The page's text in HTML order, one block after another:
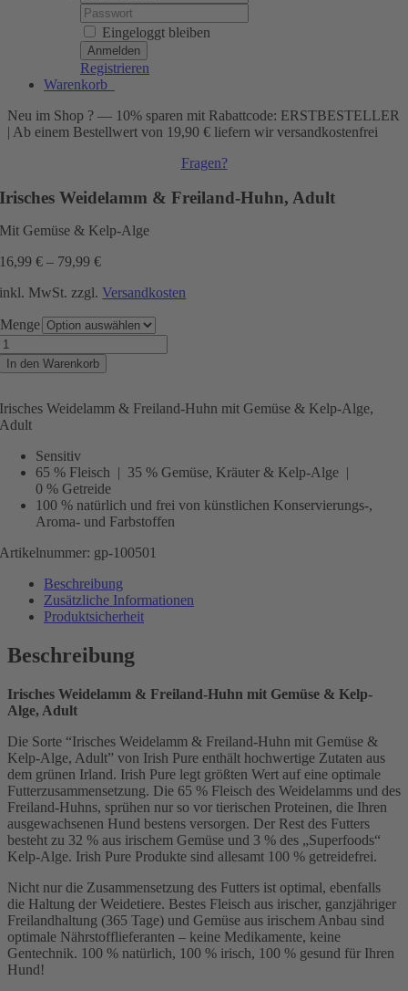
Password:
Eingeloggt bleiben
Registrieren
Warenkorb
Neu im Shop ? — 10% sparen mit Rabattcode: ERSTBESTELLER
| Ab einem Bestellwert von 19,90 € liefern wir versandkostenfrei
Fragen?
Irisches Weidelamm & Freiland-Huhn, Adult
Mit Gemüse & Kelp-Alge
16,99€ – 79,99€
inkl. MwSt. zzgl.Versandkosten
Menge
In den Warenkorb
Irisches Weidelamm & Freiland-Huhn mit Gemüse & Kelp-Alge,
Adult
Sensitiv
65 % Fleisch | 35 % Gemüse, Kräuter & Kelp-Alge |
0 % Getreide
100 % natürlich und frei von künstlichen Konservierungs-,
Aroma- und Farbstoffen
Artikelnummer: gp-100501
Beschreibung
Zusätzliche Informationen
Produktsicherheit
Beschreibung
Irisches Weidelamm & Freiland-Huhn mit Gemüse & Kelp-
Alge, Adult
Die Sorte “Irisches Weidelamm & Freiland-Huhn mit Gemüse &
Kelp-Alge, Adult” von Irish Pure enthält hochwertige Zutaten aus
dem grünen Irland. Irish Pure legt größten Wert auf eine optimale
Futterzusammensetzung. Die 65 % Fleisch des Weidelamms und des
Freiland-Huhns, sprühen nur so vor tierischen Proteinen, die Ihren
ausgewachsenen Hund bestens versorgen. Der Rest des Futters
besteht zu 32 % aus irischem Gemüse und 3 % des „Superfoods“
Kelp-Alge. Irish Pure Produkte sind allesamt 100 % getreidefrei.
Nicht nur die Zusammensetzung des Futters ist optimal, ebenfalls
die Haltung der Weidetiere. Bestes Fleisch aus irischer, ganzjähriger
Freilandhaltung (365 Tage) und Gemüse aus irischem Anbau sind
optimale Nährstofflieferanten – keine Medikamente, keine
Gentechnik. 100 % natürlich, 100 % irisch, 100 % gesund für Ihren
Hund!